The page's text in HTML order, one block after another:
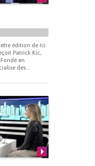
édition de Ici
Patrick Kic,
en
des...